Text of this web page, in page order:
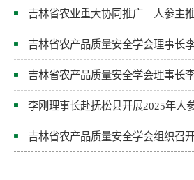
吉林省农业重大协同推广—人参主
吉林省农产品质量安全学会理事长
吉林省农产品质量安全学会理事长
李刚理事长赴抚松县开展2025年人
吉林省农产品质量安全学会组织召